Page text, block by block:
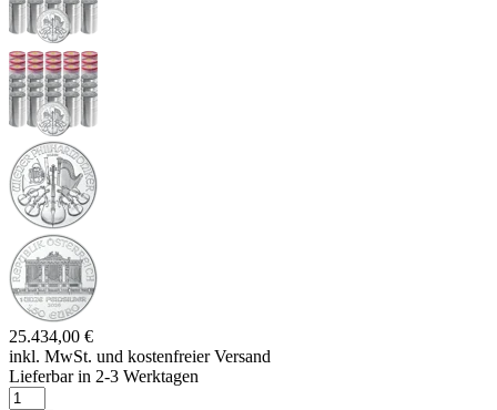
25.434,00 €
inkl. MwSt. und kostenfreier Versand
Lieferbar in 2-3 Werktagen